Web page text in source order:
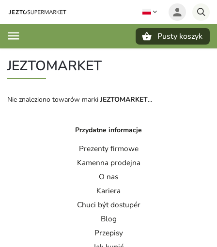
Pusty koszyk
JEZTOMARKET
Nie znaleziono towarów marki JEZTOMARKET...
Przydatne informacje
Prezenty firmowe
Kamenna prodejna
O nas
Kariera
Chuci být dostupér
Blog
Przepisy